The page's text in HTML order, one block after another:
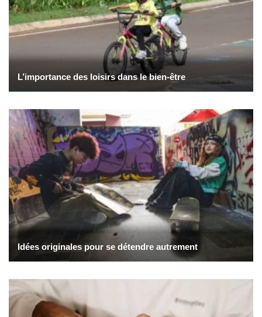
L’importance des loisirs dans le bien-être
Idées originales pour se détendre autrement